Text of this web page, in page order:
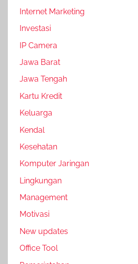
Internet Marketing
Investasi
IP Camera
Jawa Barat
Jawa Tengah
Kartu Kredit
Keluarga
Kendal
Kesehatan
Komputer Jaringan
Lingkungan
Management
Motivasi
New updates
Office Tool